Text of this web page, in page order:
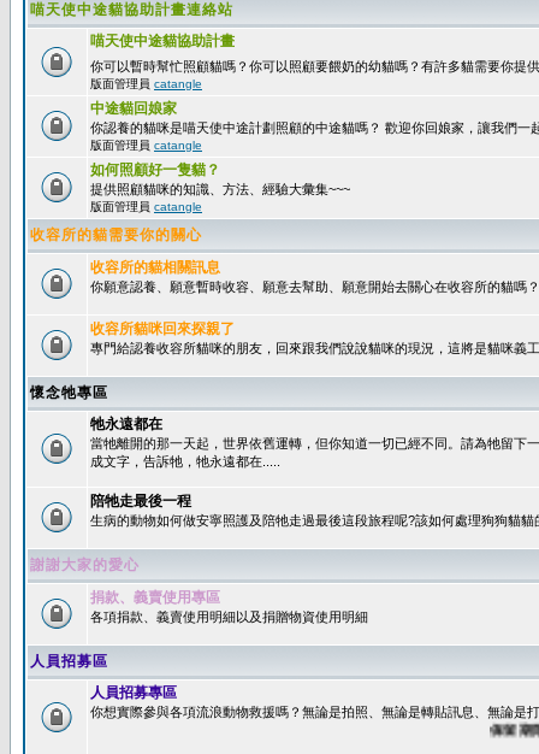
喵天使中途貓協助計畫連絡站
喵天使中途貓協助計畫
你可以暫時幫忙照顧貓嗎？你可以照顧要餵奶的幼貓嗎？有許多貓需要你提
版面管理員 catangle
中途貓回娘家
你認養的貓咪是喵天使中途計劃照顧的中途貓嗎？ 歡迎你回娘家，讓我們一
版面管理員 catangle
如何照顧好一隻貓？
提供照顧貓咪的知識、方法、經驗大彙集~~~
版面管理員 catangle
收容所的貓需要你的關心
收容所的貓相關訊息
你願意認養、願意暫時收容、願意去幫助、願意開始去關心在收容所的貓嗎？
收容所貓咪回來探親了
專門給認養收容所貓咪的朋友，回來跟我們說說貓咪的現況，這將是貓咪義
懷念牠專區
牠永遠都在
當牠離開的那一天起，世界依舊運轉，但你知道一切已經不同。請為牠留下
成文字，告訴牠，牠永遠都在.....
陪牠走最後一程
生病的動物如何做安寧照護及陪牠走過最後這段旅程呢?該如何處理狗狗貓貓
謝謝大家的愛心
捐款、義賣使用專區
各項捐款、義賣使用明細以及捐贈物資使用明細
人員招募區
人員招募專區
你想實際參與各項流浪動物救援嗎？無論是拍照、無論是轉貼訊息、無論是
保留期限：